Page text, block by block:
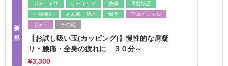
新
規
ボディトリ ボディケア 整体
骨盤矯正
小顔矯正
あん摩・指圧 鍼灸
フェイシャル
ボディ
その他
【お試し吸い玉(カッピング)】慢性的な肩凝
り・腰痛・全身の疲れに ３０分～
¥3,300